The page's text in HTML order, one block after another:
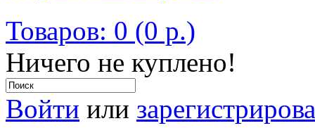
Товаров: 0 (0 р.)
Ничего не куплено!
Войти или